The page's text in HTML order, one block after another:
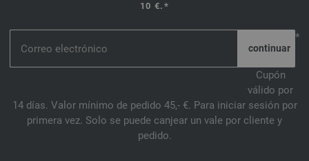
10 €.*
*
Cupón
válido por
14 días. Valor mínimo de pedido 45,- €. Para iniciar sesión por
primera vez. Solo se puede canjear un vale por cliente y
pedido.